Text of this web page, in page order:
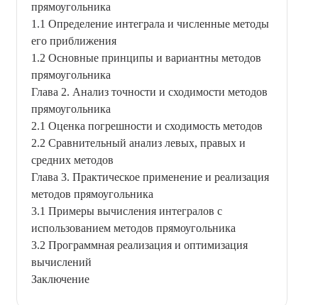
прямоугольника
1.1 Определение интеграла и численные методы
его приближения
1.2 Основные принципы и вариантны методов
прямоугольника
Глава 2. Анализ точности и сходимости методов
прямоугольника
2.1 Оценка погрешности и сходимость методов
2.2 Сравнительный анализ левых, правых и
средних методов
Глава 3. Практическое применение и реализация
методов прямоугольника
3.1 Примеры вычисления интегралов с
использованием методов прямоугольника
3.2 Программная реализация и оптимизация
вычислений
Заключение